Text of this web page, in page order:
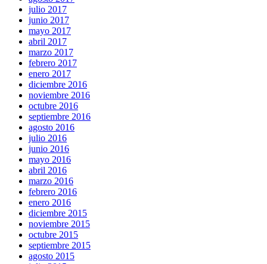
julio 2017
junio 2017
mayo 2017
abril 2017
marzo 2017
febrero 2017
enero 2017
diciembre 2016
noviembre 2016
octubre 2016
septiembre 2016
agosto 2016
julio 2016
junio 2016
mayo 2016
abril 2016
marzo 2016
febrero 2016
enero 2016
diciembre 2015
noviembre 2015
octubre 2015
septiembre 2015
agosto 2015